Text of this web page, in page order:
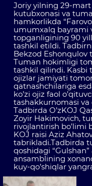
Joriy yilning 29-
kutubxonasi va
hamkorlikda
umumxalq bayrami
topganligining 90
tashkil etildi.
Bekzod Eshonqulov
Tuman hokimligi
tashkil qilindi. Kasbi
ojizlar jamiyati
qatnashchilariga
ko’zi ojiz faol
tashakkurnomasi va
Tadbirda O’zKOJ
Zoyir Hakimovich,
rivojlantirish bo’limi
KOJ raisi Aziz
tabrikladi.Tadbirda
qoshidagi
ansamblining
kuy-qo’shiqlar